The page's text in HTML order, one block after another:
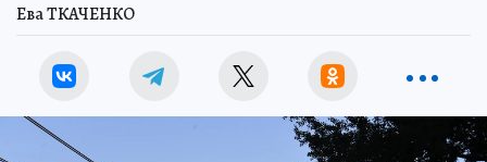
Ева ТКАЧЕНКО